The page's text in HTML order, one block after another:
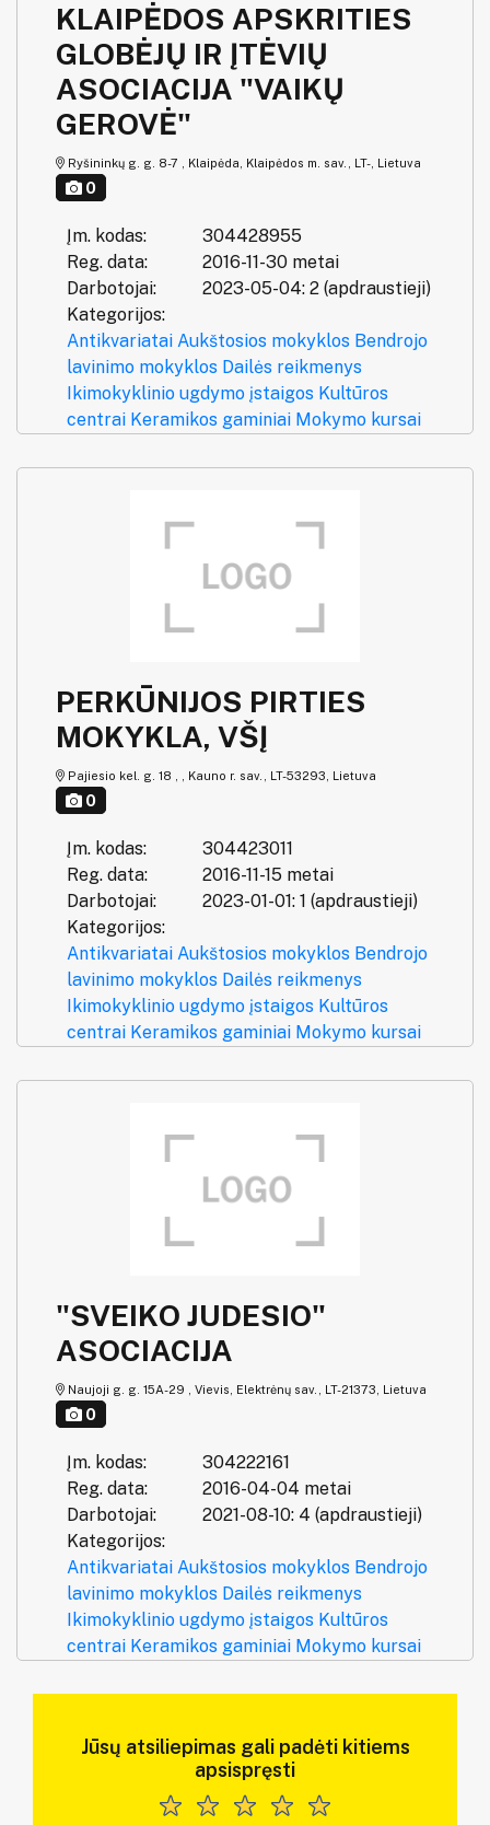
KLAIPĖDOS APSKRITIES
GLOBĖJŲ IR ĮTĖVIŲ
ASOCIACIJA "VAIKŲ
GEROVĖ"
Ryšininkų g. g. 8-7 , Klaipėda, Klaipėdos m. sav., LT-, Lietuva
0
Įm. kodas:
304428955
Reg. data:
2016-11-30 metai
Darbotojai:
2023-05-04: 2 (apdraustieji)
Kategorijos:
Antikvariatai Aukštosios mokyklos Bendrojo
lavinimo mokyklos Dailės reikmenys
Ikimokyklinio ugdymo įstaigos Kultūros
centrai Keramikos gaminiai Mokymo kursai
PERKŪNIJOS PIRTIES
MOKYKLA, VŠĮ
Pajiesio kel. g. 18 , , Kauno r. sav., LT-53293, Lietuva
0
Įm. kodas:
304423011
Reg. data:
2016-11-15 metai
Darbotojai:
2023-01-01: 1 (apdraustieji)
Kategorijos:
Antikvariatai Aukštosios mokyklos Bendrojo
lavinimo mokyklos Dailės reikmenys
Ikimokyklinio ugdymo įstaigos Kultūros
centrai Keramikos gaminiai Mokymo kursai
"SVEIKO JUDESIO"
ASOCIACIJA
Naujoji g. g. 15A-29 , Vievis, Elektrėnų sav., LT-21373, Lietuva
0
Įm. kodas:
304222161
Reg. data:
2016-04-04 metai
Darbotojai:
2021-08-10: 4 (apdraustieji)
Kategorijos:
Antikvariatai Aukštosios mokyklos Bendrojo
lavinimo mokyklos Dailės reikmenys
Ikimokyklinio ugdymo įstaigos Kultūros
centrai Keramikos gaminiai Mokymo kursai
Jūsų atsiliepimas gali padėti kitiems
apsispręsti